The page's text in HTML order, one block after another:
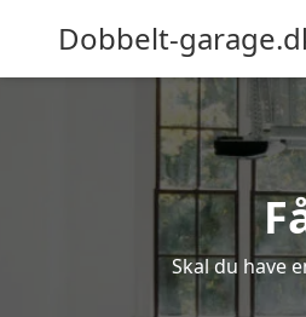
Dobbelt-
Skal du have